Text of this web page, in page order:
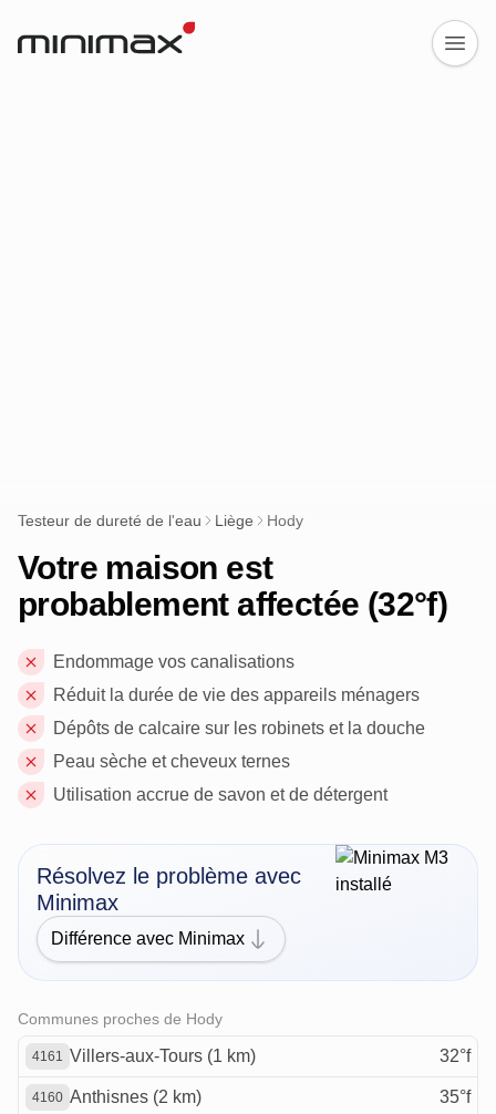
Testeur de dureté de l'eau Liège Hody
Votre maison est
probablement affectée (32°f)
Endommage vos canalisations
Réduit la durée de vie des appareils ménagers
Dépôts de calcaire sur les robinets et la douche
Peau sèche et cheveux ternes
Utilisation accrue de savon et de détergent
Résolvez le problème avec
Minimax
Différence avec Minimax
Communes proches de Hody
4161 Villers-aux-Tours (1 km) 32°f
4160 Anthisnes (2 km) 35°f